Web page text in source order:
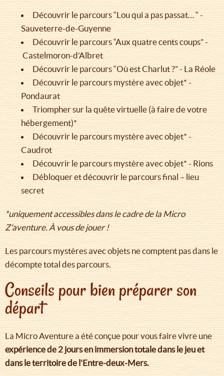
Découvrir le parcours “Lou qui a pas passat… “ -
Sauveterre-de-Guyenne
Découvrir le parcours “Aux quatre cents coups” -
Castelmoron-d’Albret
Découvrir le parcours “Où est Charlut ?” - La Réole
Découvrir le parcours mystère avec objet* -
Pondaurat
Triompher sur la quête virtuelle (à faire de votre
hébergement)*
Découvrir le parcours mystère avec objet* -
Caudrot
Découvrir le parcours mystère avec objet* - Rions
Débloquer et découvrir le parcours final – lieu
secret
*uniquement accessibles dans le cadre de la Micro
Z'aventure. À vous de jouer !
Les parcours mystères avec objets ne comptent pas dans le
décompte total des parcours.
Conseils pour bien préparer son
départ
La Micro Aventure a été conçue pour vous faire vivre une
expérience de 2 jours en immersion totale dans le jeu et
dans le territoire de l’Entre-deux-Mers.